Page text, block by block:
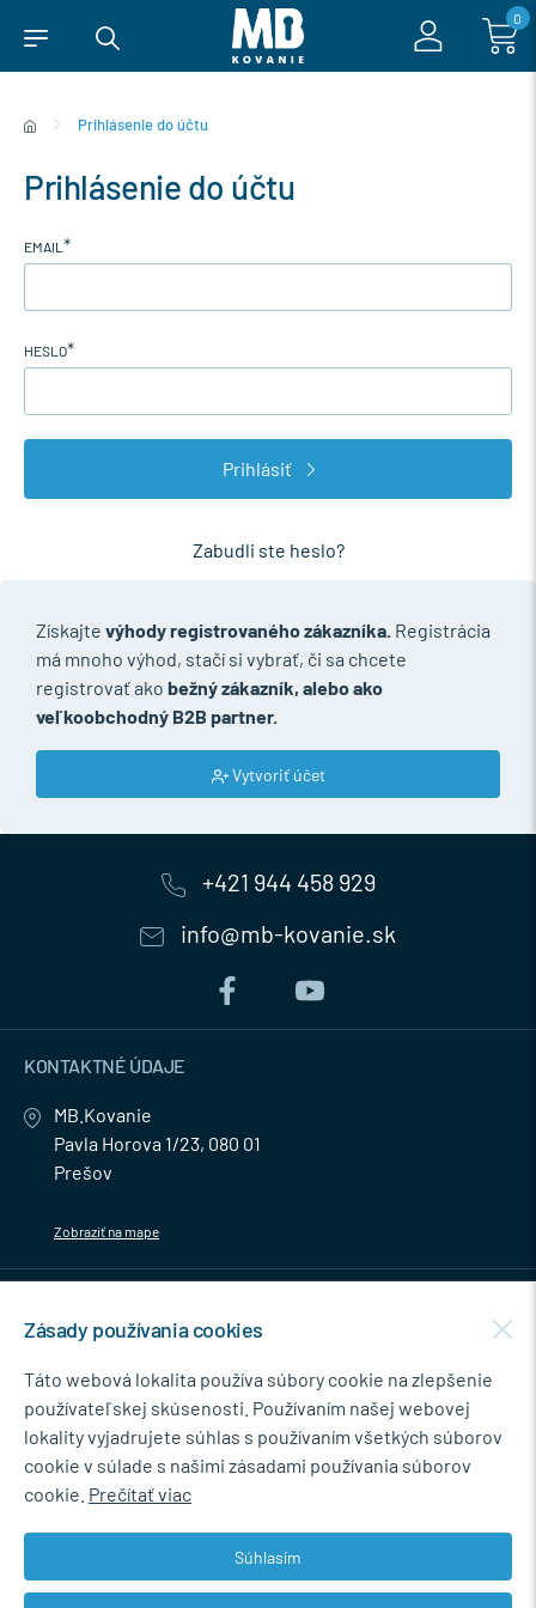
0
Prihlásenie do účtu
Prihlásenie do účtu
EMAIL *
HESLO*
Prihlásiť
Zabudli ste heslo?
Získajte výhody registrovaného zákazníka. Registrácia
má mnoho výhod, stačí si vybrať, či sa chcete
registrovať ako bežný zákazník, alebo ako
veľkoobchodný B2B partner.
Vytvoriť účet
+421 944 458 929
info@mb-kovanie.sk
KONTAKTNÉ ÚDAJE
MB.Kovanie
Pavla Horova 1/23, 080 01
Prešov
Zobraziť na mape
NEWSLETTER
Súhlasím so spracovaním osobných údajov pre marketingové účely.
Zásady ochrany osobných údajov
Zásady používania cookies
Táto webová lokalita používa súbory cookie na zlepšenie
používateľskej skúsenosti. Používaním našej webovej
lokality vyjadrujete súhlas s používaním všetkých súborov
cookie v súlade s našimi zásadami používania súborov
cookie. Prečítať viac
Súhlasím